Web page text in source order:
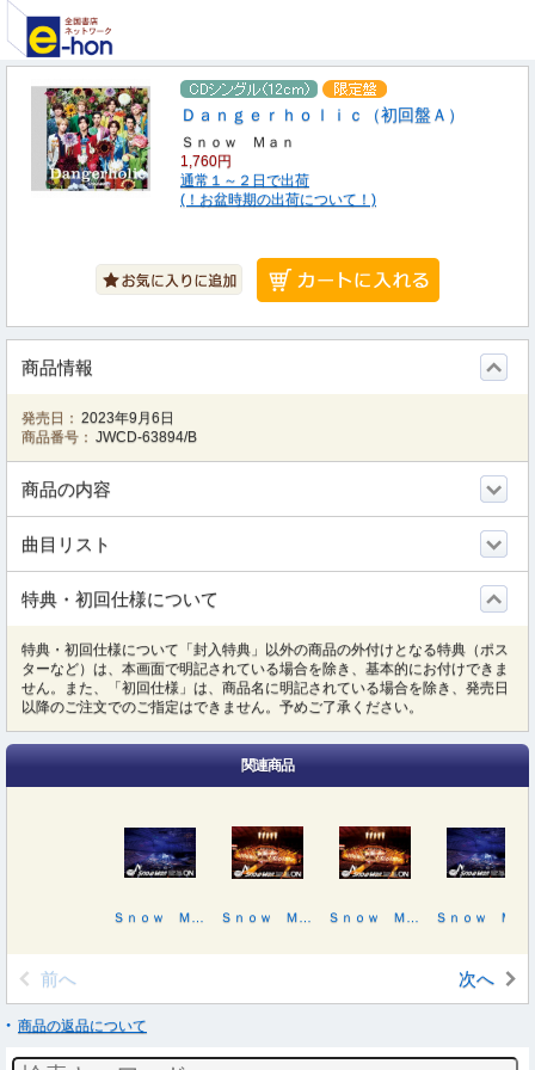
Ｄａｎｇｅｒｈｏｌｉｃ（初回盤Ａ）
Ｓｎｏｗ Ｍａｎ
1,760円
通常１～２日で出荷
(！お盆時期の出荷について！)
商品情報
発売日： 2023年9月6日
商品番号： JWCD-63894/B
商品の内容
曲目リスト
特典・初回仕様について
特典・初回仕様について「封入特典」以外の商品の外付けとなる特典（ポス
ターなど）は、本画面で明記されている場合を除き、基本的にお付けできま
せん。また、「初回仕様」は、商品名に明記されている場合を除き、発売日
以降のご注文でのご指定はできません。予めご了承ください。
関連商品
前へ 次へ
商品の返品について